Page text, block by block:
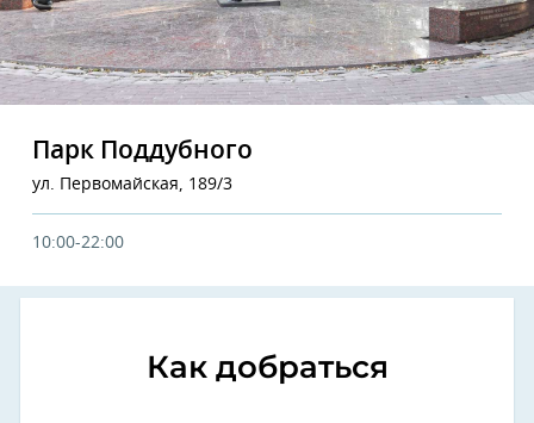
Парк Поддубного
ул. Первомайская, 189/3
10:00-22:00
Как добраться